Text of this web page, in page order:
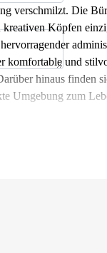
verschmilzt. Die
kreativen Köpfen
komfortable und
hinaus finden
Umgebung zum